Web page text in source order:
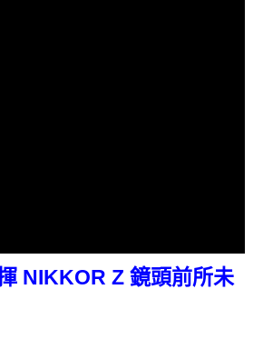
NIKKOR Z 鏡頭前所未